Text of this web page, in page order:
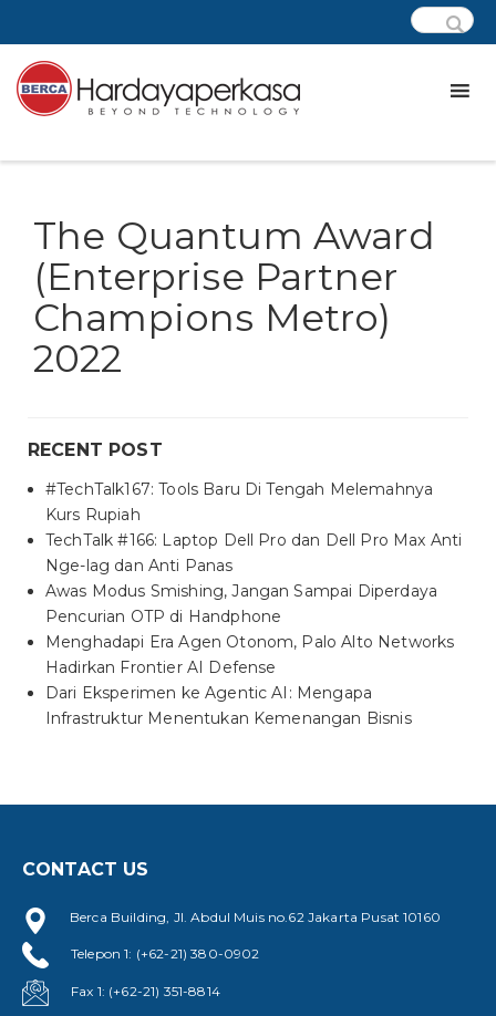
The Quantum Award
(Enterprise Partner
Champions Metro)
2022
RECENT POST
#TechTalk167: Tools Baru Di Tengah Melemahnya
Kurs Rupiah
TechTalk #166: Laptop Dell Pro dan Dell Pro Max Anti
Nge-lag dan Anti Panas
Awas Modus Smishing, Jangan Sampai Diperdaya
Pencurian OTP di Handphone
Menghadapi Era Agen Otonom, Palo Alto Networks
Hadirkan Frontier AI Defense
Dari Eksperimen ke Agentic AI: Mengapa
Infrastruktur Menentukan Kemenangan Bisnis
CONTACT US
Berca Building, Jl. Abdul Muis no.62 Jakarta Pusat 10160
Telepon 1: (+62-21) 380-0902
Fax 1: (+62-21) 351-8814